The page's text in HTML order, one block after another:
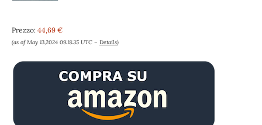
Prezzo: 44,69 €
(as of May 13,2024 09:18:35 UTC – Details)